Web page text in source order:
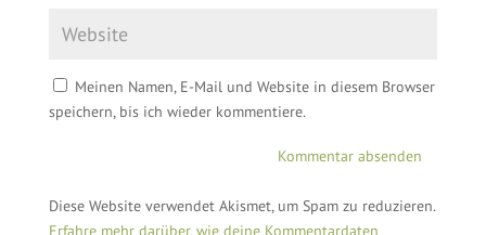
Meinen Namen, E-Mail und Website in diesem Browser
speichern, bis ich wieder kommentiere.
Diese Website verwendet Akismet, um Spam zu reduzieren.
Erfahre mehr darüber, wie deine Kommentardaten